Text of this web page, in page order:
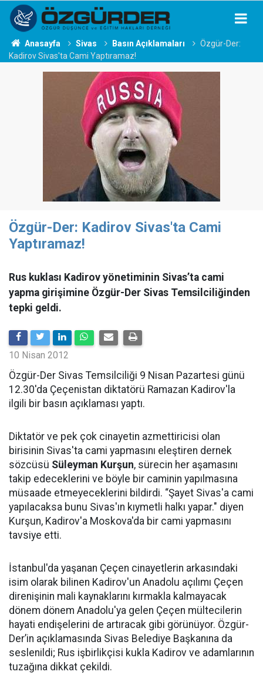
Anasayfa Sivas Basın Açıklamaları
Özgür-Der:
Kadirov Sivas'ta Cami Yaptıramaz!
Özgür-Der: Kadirov Sivas'ta Cami
Yaptıramaz!
Rus kuklası Kadirov yönetiminin Sivas’ta cami
yapma girişimine Özgür-Der Sivas Temsilciliğinden
tepki geldi.
10 Nisan 2012
Özgür-Der Sivas Temsilciliği 9 Nisan Pazartesi günü
12.30'da Çeçenistan diktatörü Ramazan Kadirov'la
ilgili bir basın açıklaması yaptı.
Diktatör ve pek çok cinayetin azmettiricisi olan
birisinin Sivas'ta cami yapmasını eleştiren dernek
sözcüsü Süleyman Kurşun, sürecin her aşamasını
takip edeceklerini ve böyle bir caminin yapılmasına
müsaade etmeyeceklerini bildirdi. “Şayet Sivas'a cami
yapılacaksa bunu Sivas'ın kıymetli halkı yapar." diyen
Kurşun, Kadirov'a Moskova'da bir cami yapmasını
tavsiye etti.
İstanbul'da yaşanan Çeçen cinayetlerin arkasındaki
isim olarak bilinen Kadirov'un Anadolu açılımı Çeçen
direnişinin mali kaynaklarını kırmakla kalmayacak
dönem dönem Anadolu'ya gelen Çeçen mültecilerin
hayati endişelerini de artıracak gibi görünüyor. Özgür-
Der’in açıklamasında Sivas Belediye Başkanına da
seslenildi; Rus işbirlikçisi kukla Kadirov ve adamlarının
tuzağına dikkat çekildi.